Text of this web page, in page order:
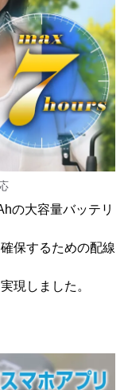
の大容量バッテリ
保するための配線
現しました。